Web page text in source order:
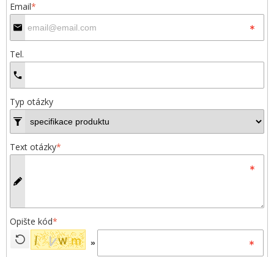
Email*
Tel.
Typ otázky
Text otázky*
Opište kód*
»